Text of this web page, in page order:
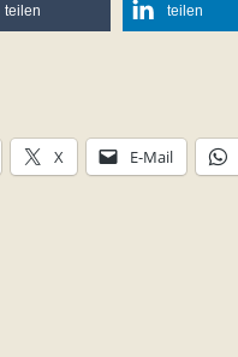
teilen teilen
X E-Mail